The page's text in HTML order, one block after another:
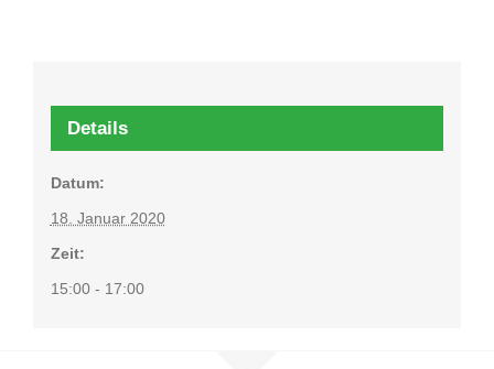
Details
Datum:
18. Januar 2020
Zeit:
15:00 - 17:00